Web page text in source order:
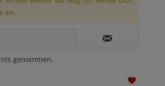
an.
genommen.